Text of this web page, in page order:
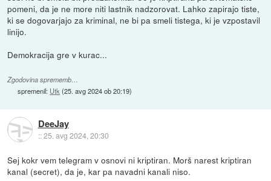
pomeni, da je ne more niti lastnik nadzorovat. Lahko zapirajo tiste,
ki se dogovarjajo za kriminal, ne bi pa smeli tistega, ki je vzpostavil
linijo.
Demokracija gre v kurac...
Zgodovina sprememb…
spremenil: Utk (25. avg 2024 ob 20:19)
DeeJay
::25. avg 2024, 20:30
Sej kokr vem telegram v osnovi ni kriptiran. Morš narest kriptiran
kanal (secret), da je, kar pa navadni kanali niso.